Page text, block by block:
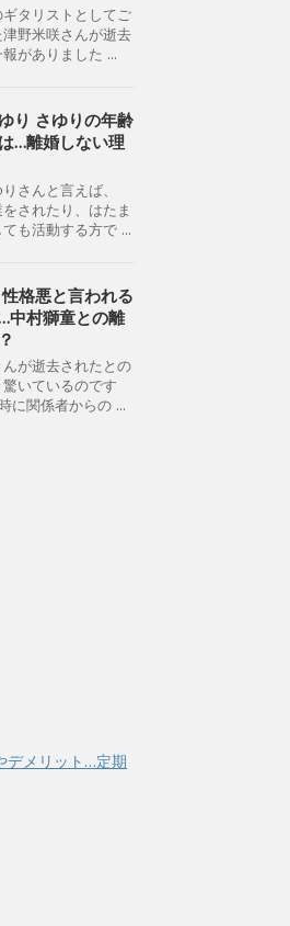
タリストとしてご
野米咲さんが逝去
がありました ...
り さゆりの年齢
…離婚しない理
さんと言えば、
されたり、はたま
も活動する方で ...
格悪と言われる
中村獅童との離
が逝去されたとの
いているのです
に関係者からの ...
デメリット…定期